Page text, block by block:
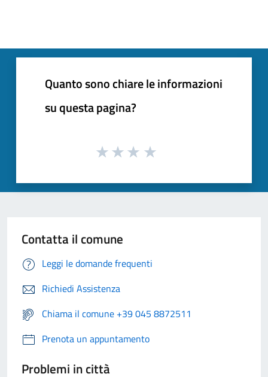
Quanto sono chiare le informazioni
su questa pagina?
Contatta il comune
Leggi le domande frequenti
Richiedi Assistenza
Chiama il comune +39 045 8872511
Prenota un appuntamento
Problemi in città